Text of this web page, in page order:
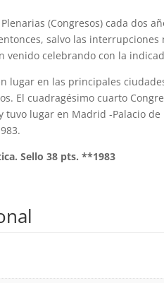
(Congresos) cada dos
salvo las
venido celebrando con la
lugar en las principales
El cuadragésimo cuarto
lugar en Madrid -Palacio de
Sello 38 pts. **1983